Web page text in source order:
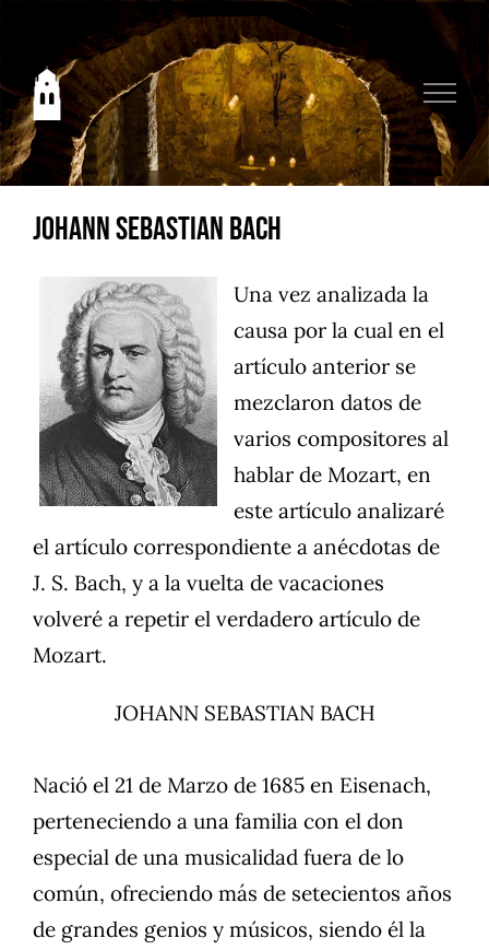
contenido
Johann Sebastian Bach
Una vez analizada la
causa por la cual en el
artículo anterior se
mezclaron datos de
varios compositores al
hablar de Mozart, en
este artículo analizaré
el artículo correspondiente a anécdotas de
J. S. Bach, y a la vuelta de vacaciones
volveré a repetir el verdadero artículo de
Mozart.
JOHANN SEBASTIAN BACH
Nació el 21 de Marzo de 1685 en Eisenach,
perteneciendo a una familia con el don
especial de una musicalidad fuera de lo
común, ofreciendo más de setecientos años
de grandes genios y músicos, siendo él la